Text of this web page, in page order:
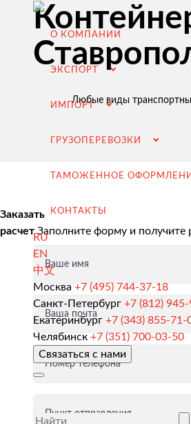
О КОМПАНИИ
ЭКСПОРТ
ИМПОРТ
ГРУЗОПЕРЕВОЗКИ
ТАМОЖЕННОЕ
КОНТАКТЫ
RU
EN
中文
Москва +7 (495) 744-37-18
Санкт-Петербург +7 (812)
Екатеринбург +7 (343) 855-71-
Челябинск +7 (351) 700-03-50
Связаться с нами
Экспорт из России
Заключение контрактов и
Таможенное оформление и
Доставка товара
Возмещение НДС при Экспорте
Любые виды
Заказать
расчетЗаполните форму и получите
Ваше имя
Ваша почта
Номер телефона
Пункт отправления